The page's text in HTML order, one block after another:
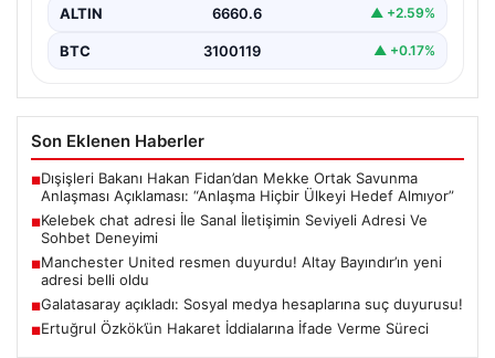
ALTIN 6660.6 ▲ +2.59%
BTC 3100119 ▲ +0.17%
Son Eklenen Haberler
■Dışişleri Bakanı Hakan Fidan’dan Mekke Ortak Savunma
Anlaşması Açıklaması: “Anlaşma Hiçbir Ülkeyi Hedef Almıyor”
■Kelebek chat adresi İle Sanal İletişimin Seviyeli Adresi Ve
Sohbet Deneyimi
■Manchester United resmen duyurdu! Altay Bayındır’ın yeni
adresi belli oldu
■Galatasaray açıkladı: Sosyal medya hesaplarına suç duyurusu!
■Ertuğrul Özkök’ün Hakaret İddialarına İfade Verme Süreci